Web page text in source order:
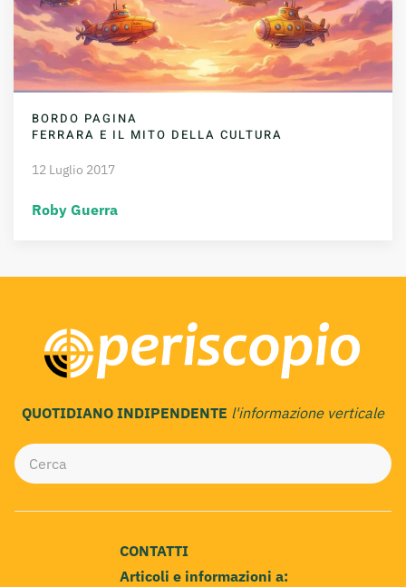
BORDO PAGINA
FERRARA E IL MITO DELLA CULTURA
12 Luglio 2017
Roby Guerra
QUOTIDIANO INDIPENDENTE l'informazione verticale
CONTATTI
Articoli e informazioni a: